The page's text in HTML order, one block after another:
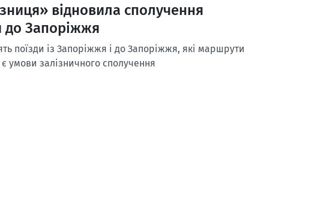
відновила сполучення
до Запоріжжя
поїзди із Запоріжжя і до Запоріжжя, які маршрути
є умови залізничного сполучення